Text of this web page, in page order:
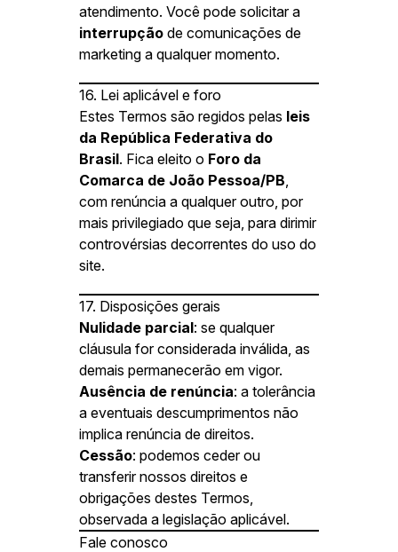
atendimento. Você pode solicitar a
interrupção de comunicações de
marketing a qualquer momento.
16. Lei aplicável e foro
Estes Termos são regidos pelas leis
da República Federativa do
Brasil. Fica eleito o Foro da
Comarca de João Pessoa/PB,
com renúncia a qualquer outro, por
mais privilegiado que seja, para dirimir
controvérsias decorrentes do uso do
site.
17. Disposições gerais
Nulidade parcial: se qualquer
cláusula for considerada inválida, as
demais permanecerão em vigor.
Ausência de renúncia: a tolerância
a eventuais descumprimentos não
implica renúncia de direitos.
Cessão: podemos ceder ou
transferir nossos direitos e
obrigações destes Termos,
observada a legislação aplicável.
Fale conosco